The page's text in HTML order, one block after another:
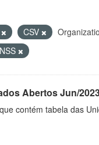
CSV
Abertos Jun/
contém tabela das